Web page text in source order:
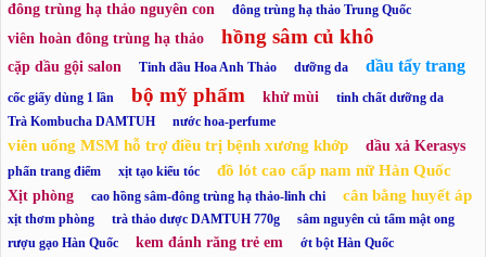
đông trùng hạ thảo nguyên con đông trùng hạ thảo Trung Quốc
viên hoàn đông trùng hạ thảo hồng sâm củ khô
cặp dầu gội salon Tinh dầu Hoa Anh Thảo dưỡng da dầu tẩy trang
cốc giấy dùng 1 lần bộ mỹ phẩm khử mùi
tinh chất dưỡng da
Trà Kombucha DAMTUH
nước hoa-perfume
viên uống MSM hỗ trợ điều trị bệnh xương khớp dầu xả Kerasys
phấn trang điểm xịt tạo kiểu tóc đồ lót cao cấp nam nữ Hàn Quốc
Xịt phòng cao hồng sâm-đông trùng hạ thảo-linh chi cân bằng huyết áp
xịt thơm phòng trà thảo dược DAMTUH 770g
sâm nguyên củ tẩm mật ong
rượu gạo Hàn Quốc
kem đánh răng trẻ em ớt bột Hàn Quốc